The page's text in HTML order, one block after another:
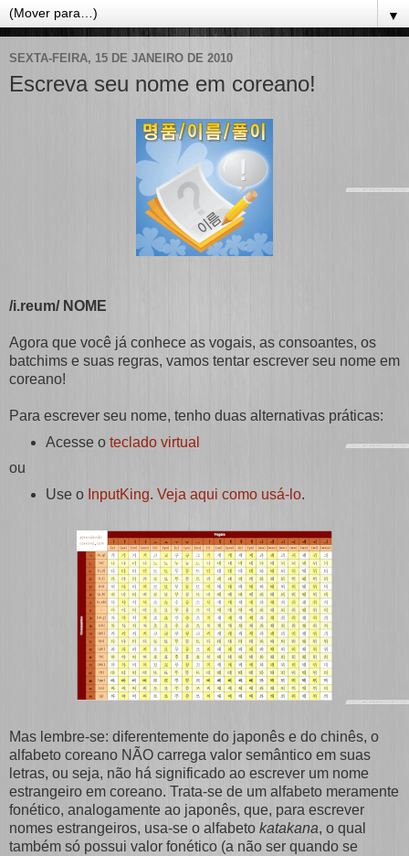
▼
SEXTA-FEIRA, 15 DE JANEIRO DE 2010
Escreva seu nome em coreano!
/i.reum/ NOME
Agora que você já conhece as vogais, as consoantes, os
batchims e suas regras, vamos tentar escrever seu nome em
coreano!
Para escrever seu nome, tenho duas alternativas práticas:
Acesse o teclado virtual
ou
Use o InputKing. Veja aqui como usá-lo.
Mas lembre-se: diferentemente do japonês e do chinês, o
alfabeto coreano NÃO carrega valor semântico em suas
letras, ou seja, não há significado ao escrever um nome
estrangeiro em coreano. Trata-se de um alfabeto meramente
fonético, analogamente ao japonês, que, para escrever
nomes estrangeiros, usa-se o alfabeto katakana, o qual
também só possui valor fonético (a não ser quando se